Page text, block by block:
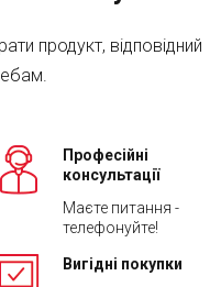
продукт, відповідний
Професійні
консультації
Маєте питання -
телефонуйте!
Вигідні покупки